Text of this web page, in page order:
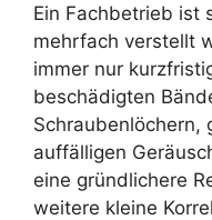
Ein Fachbetrieb ist
mehrfach verstellt
immer nur
beschädigten
Schraubenlöchern,
auffälligen
eine gründlichere
weitere kleine